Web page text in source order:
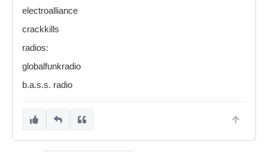
electroalliance
crackkills
radios:
globalfunkradio
b.a.s.s. radio